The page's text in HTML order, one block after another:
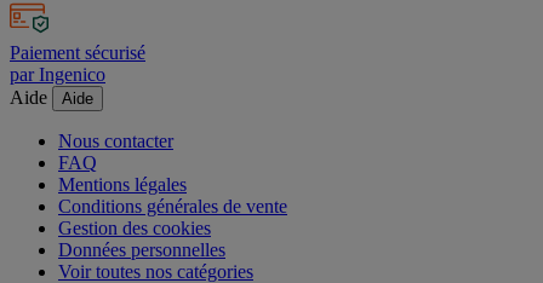
Paiement sécurisé
par Ingenico
Aide
Aide
Nous contacter
FAQ
Mentions légales
Conditions générales de vente
Gestion des cookies
Données personnelles
Voir toutes nos catégories